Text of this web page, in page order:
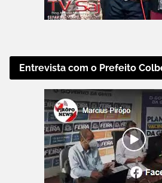
Entrevista com o Prefeito